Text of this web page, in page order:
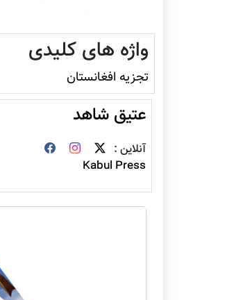
واژه های کلیدی
تجزیه افغانستان
عتیق شاهد
آنلاین :
Kabul Press